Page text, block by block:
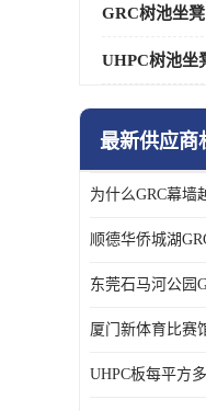
GRC树池坐凳
UHPC树池坐
最新供应商